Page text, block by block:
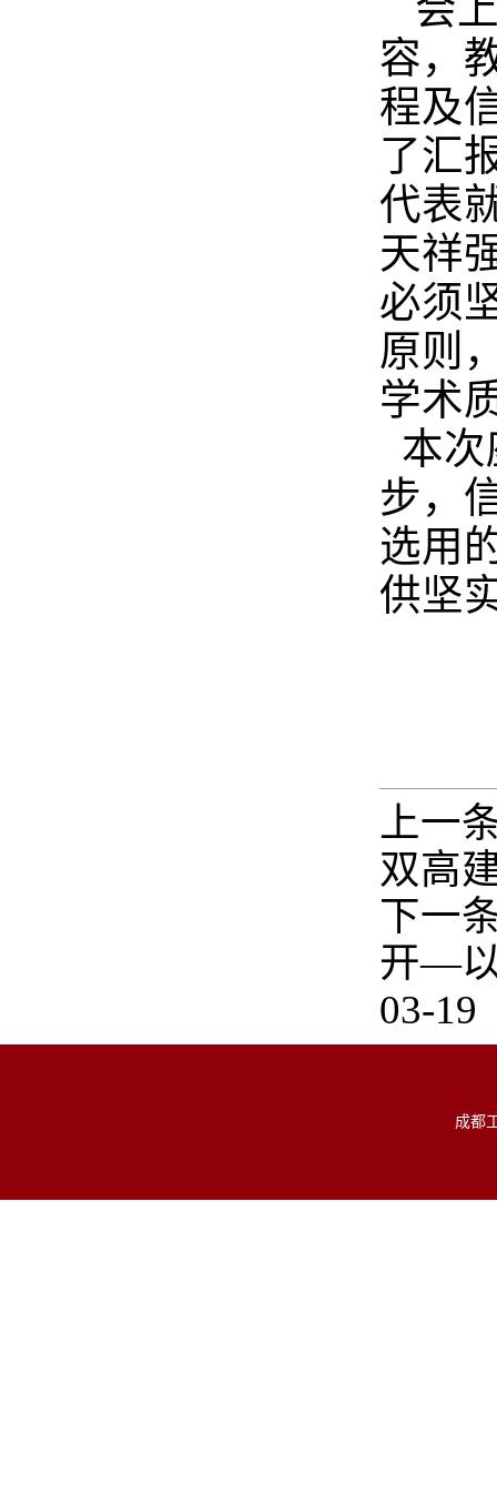
会
容，
程及
了汇
代表
天祥
必须
原则
学术
本
步，
选用
供坚
上一
双高
下一
开—
03-19
成都